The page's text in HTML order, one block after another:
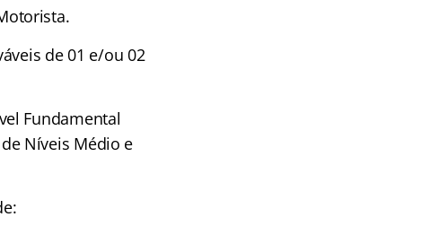
de 01 e/ou 02
Fundamental
Níveis Médio e